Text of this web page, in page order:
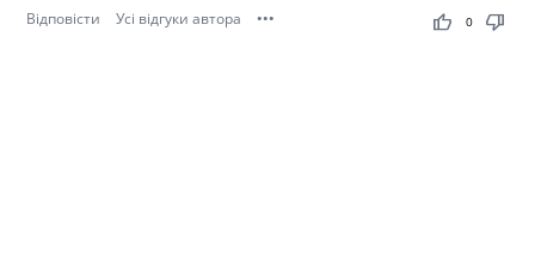
Відповісти Усі відгуки автора ••• thumb_up thumb_down
0